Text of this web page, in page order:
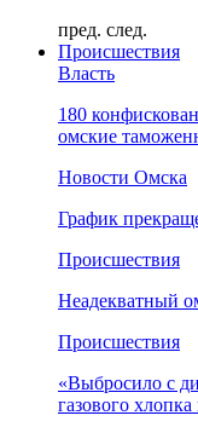
пред. след.
Происшествия
Власть
180
омские
Новости Омска
График
Происшествия
Неадекватный
Происшествия
«Выбросило с
газового